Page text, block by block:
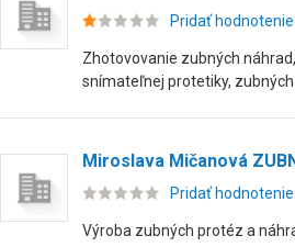
Pridať hodnotenie
Zhotovovanie zubných
snímateľnej protetiky, zubných
Miroslava Mičanová
Pridať hodnotenie
Výroba zubných protéz a